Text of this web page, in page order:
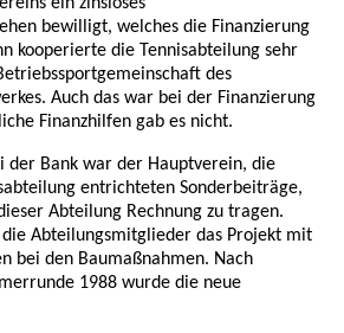
bewilligt, welches die Finanzierung
kooperierte die Tennisabteilung sehr
des
Auch das war bei der Finanzierung
Finanzhilfen gab es nicht.
der Bank war der Hauptverein, die
entrichteten Sonderbeiträge,
Abteilung Rechnung zu tragen.
Abteilungsmitglieder das Projekt mit
bei den Baumaßnahmen. Nach
1988 wurde die neue